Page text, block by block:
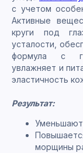
с учетом
Активные
круги под
усталости,
формула с
увлажняет и
эластичность
Результат:
морщины